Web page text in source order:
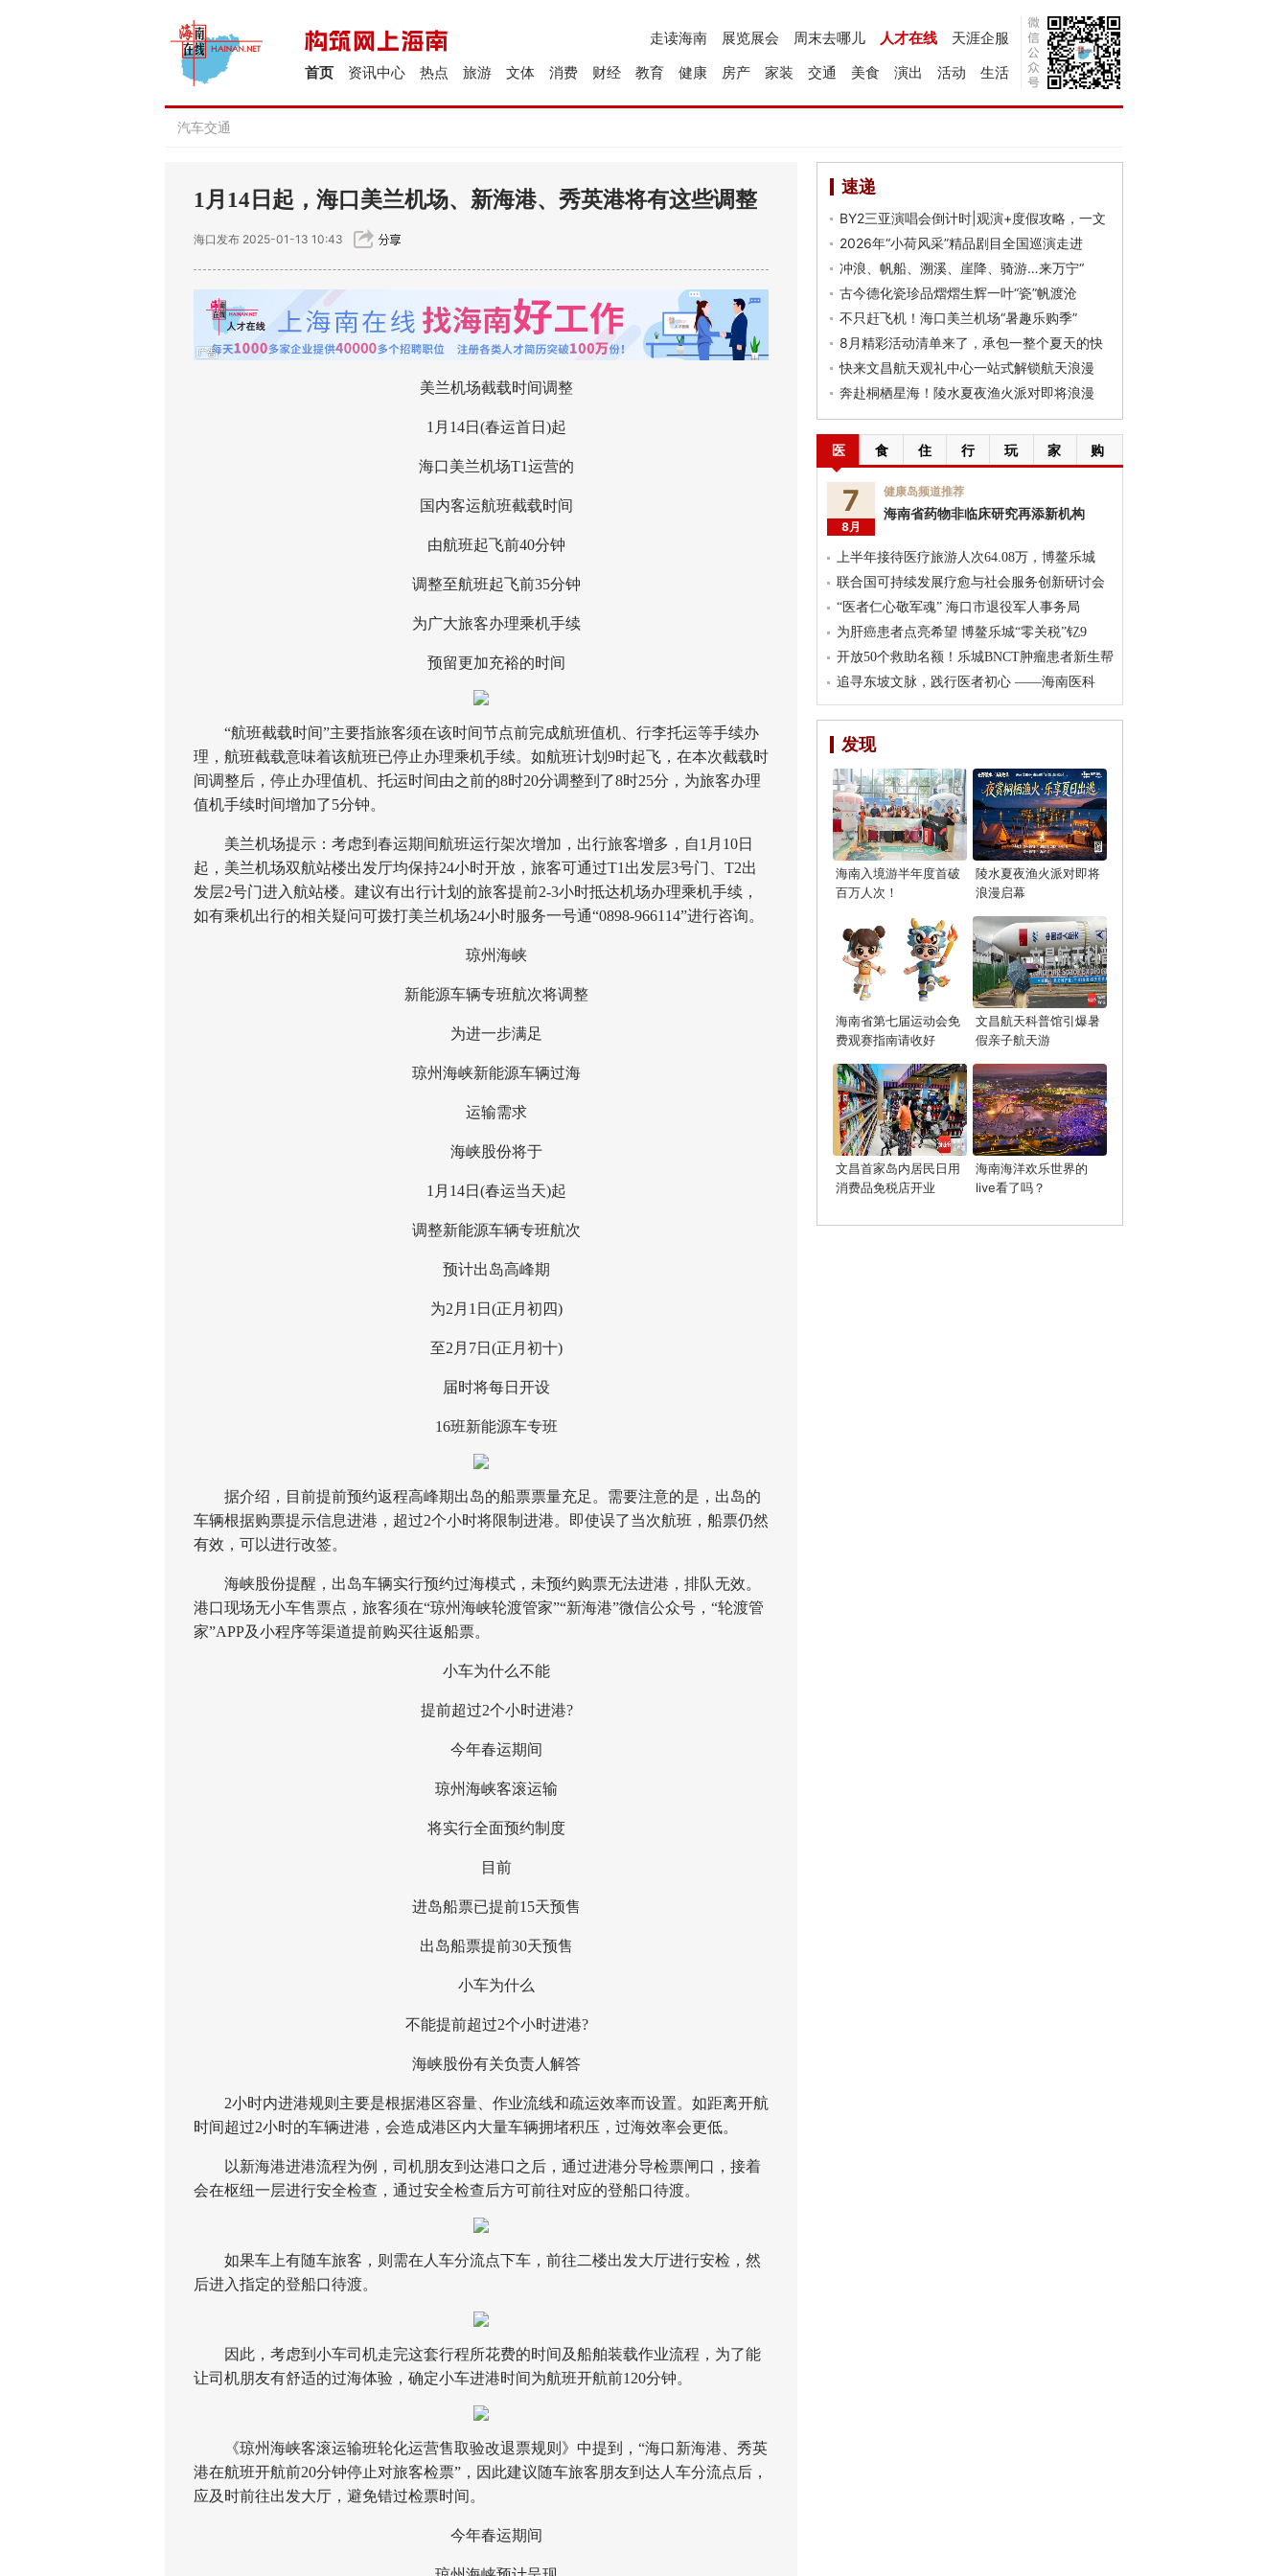
天涯企服
人才在线
周末去哪儿
展览展会
走读海南
生活
活动
演出
美食
交通
家装
房产
健康
教育
财经
消费
文体
旅游
热点
资讯中心
首页
汽车交通
1月14日起，海口美兰机场、新海港、秀英港将有这些调整
海口发布 2025-01-13 10:43
美兰机场截载时间调整
1月14日(春运首日)起
海口美兰机场T1运营的
国内客运航班截载时间
由航班起飞前40分钟
调整至航班起飞前35分钟
为广大旅客办理乘机手续
预留更加充裕的时间
“航班截载时间”主要指旅客须在该时间节点前完成航班值机、行李托运等手续办
理，航班截载意味着该航班已停止办理乘机手续。如航班计划9时起飞，在本次截载时
间调整后，停止办理值机、托运时间由之前的8时20分调整到了8时25分，为旅客办理
值机手续时间增加了5分钟。
美兰机场提示：考虑到春运期间航班运行架次增加，出行旅客增多，自1月10日
起，美兰机场双航站楼出发厅均保持24小时开放，旅客可通过T1出发层3号门、T2出
发层2号门进入航站楼。建议有出行计划的旅客提前2-3小时抵达机场办理乘机手续，
如有乘机出行的相关疑问可拨打美兰机场24小时服务一号通“0898-966114”进行咨询。
琼州海峡
新能源车辆专班航次将调整
为进一步满足
琼州海峡新能源车辆过海
运输需求
海峡股份将于
1月14日(春运当天)起
调整新能源车辆专班航次
预计出岛高峰期
为2月1日(正月初四)
至2月7日(正月初十)
届时将每日开设
16班新能源车专班
据介绍，目前提前预约返程高峰期出岛的船票票量充足。需要注意的是，出岛的
车辆根据购票提示信息进港，超过2个小时将限制进港。即使误了当次航班，船票仍然
有效，可以进行改签。
海峡股份提醒，出岛车辆实行预约过海模式，未预约购票无法进港，排队无效。
港口现场无小车售票点，旅客须在“琼州海峡轮渡管家”“新海港”微信公众号，“轮渡管
家”APP及小程序等渠道提前购买往返船票。
小车为什么不能
提前超过2个小时进港?
今年春运期间
琼州海峡客滚运输
将实行全面预约制度
目前
进岛船票已提前15天预售
出岛船票提前30天预售
小车为什么
不能提前超过2个小时进港?
海峡股份有关负责人解答
2小时内进港规则主要是根据港区容量、作业流线和疏运效率而设置。如距离开航
时间超过2小时的车辆进港，会造成港区内大量车辆拥堵积压，过海效率会更低。
以新海港进港流程为例，司机朋友到达港口之后，通过进港分导检票闸口，接着
会在枢纽一层进行安全检查，通过安全检查后方可前往对应的登船口待渡。
如果车上有随车旅客，则需在人车分流点下车，前往二楼出发大厅进行安检，然
后进入指定的登船口待渡。
因此，考虑到小车司机走完这套行程所花费的时间及船舶装载作业流程，为了能
让司机朋友有舒适的过海体验，确定小车进港时间为航班开航前120分钟。
《琼州海峡客滚运输班轮化运营售取验改退票规则》中提到，“海口新海港、秀英
港在航班开航前20分钟停止对旅客检票”，因此建议随车旅客朋友到达人车分流点后，
应及时前往出发大厅，避免错过检票时间。
今年春运期间
速递
BY2三亚演唱会倒计时|观演+度假攻略，一文
2026年“小荷风采”精品剧目全国巡演走进
冲浪、帆船、溯溪、崖降、骑游…来万宁“
古今德化瓷珍品熠熠生辉一叶“瓷”帆渡沧
不只赶飞机！海口美兰机场“暑趣乐购季”
8月精彩活动清单来了，承包一整个夏天的快
快来文昌航天观礼中心一站式解锁航天浪漫
奔赴桐栖星海！陵水夏夜渔火派对即将浪漫
医 食 住 行 玩 家 购
7
8月
健康岛频道推荐
海南省药物非临床研究再添新机构
上半年接待医疗旅游人次64.08万，博鳌乐城
联合国可持续发展疗愈与社会服务创新研讨会
“医者仁心敬军魂” 海口市退役军人事务局
为肝癌患者点亮希望 博鳌乐城“零关税”钇9
开放50个救助名额！乐城BNCT肿瘤患者新生帮
追寻东坡文脉，践行医者初心 ——海南医科
发现
海南入境游半年度首破
百万人次！
陵水夏夜渔火派对即将
浪漫启幕
海南省第七届运动会免
费观赛指南请收好
文昌航天科普馆引爆暑
假亲子航天游
文昌首家岛内居民日用
消费品免税店开业
海南海洋欢乐世界的
live看了吗？